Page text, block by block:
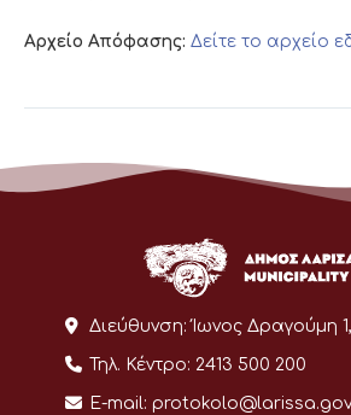
Αρχείο Απόφασης: Δείτε το αρχείο
Διεύθυνση: Ίωνος Δραγούμη 1,
Τηλ. Κέντρο: 2413 500 200
E-mail: